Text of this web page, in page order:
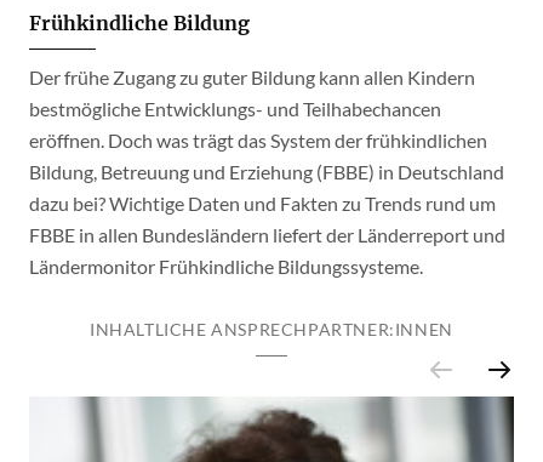
Frühkindliche Bildung
Der frühe Zugang zu guter Bildung kann allen Kindern
bestmögliche Entwicklungs- und Teilhabechancen
eröffnen. Doch was trägt das System der frühkindlichen
Bildung, Betreuung und Erziehung (FBBE) in Deutschland
dazu bei? Wichtige Daten und Fakten zu Trends rund um
FBBE in allen Bundesländern liefert der Länderreport und
Ländermonitor Frühkindliche Bildungssysteme.
INHALTLICHE ANSPRECHPARTNER:INNEN